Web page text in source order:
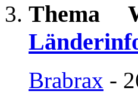
Brabrax -